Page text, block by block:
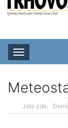
Rozbalit
Jste zde: